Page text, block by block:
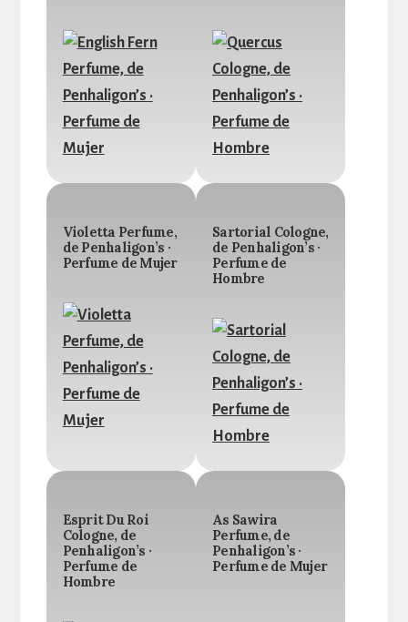
Violetta Perfume,
de Penhaligon’s ·
Perfume de Mujer
Sartorial Cologne,
de Penhaligon’s ·
Perfume de
Hombre
Esprit Du Roi
Cologne, de
Penhaligon’s ·
Perfume de
Hombre
As Sawira
Perfume, de
Penhaligon’s ·
Perfume de Mujer